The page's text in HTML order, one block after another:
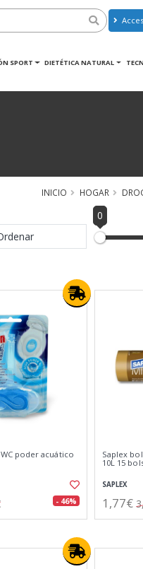
SPORT DIETÉTICA NATURAL
INICIO HOGAR
0
poder acuático
- 46%
Saplex
10L 15
SAPLEX
1,77€